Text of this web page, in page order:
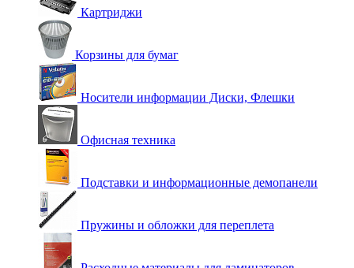
Картриджи
Корзины для бумаг
Носители информации Диски, Флешки
Офисная техника
Подставки и информационные демопанели
Пружины и обложки для переплета